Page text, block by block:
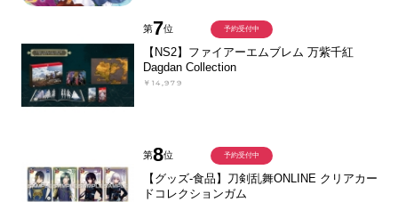
第7位
【NS2】ファイアーエムブレム 万紫千紅
Dagdan Collection
￥14,979
予約受付中
第8位
【グッズ-食品】刀剣乱舞ONLINE クリアカー
ドコレクションガム
予約受付中